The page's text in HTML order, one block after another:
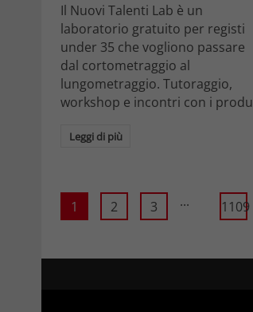
Il Nuovi Talenti Lab è un
laboratorio gratuito per registi
under 35 che vogliono passare
dal cortometraggio al
lungometraggio. Tutoraggio,
workshop e incontri con i produ
Leggi di più
1 2 3 ... 1109